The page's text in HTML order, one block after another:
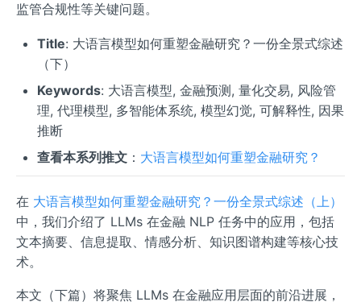
监管合规性等关键问题。
Title: 大语言模型如何重塑金融研究？一份全景式综述
（下）
Keywords: 大语言模型, 金融预测, 量化交易, 风险管
理, 代理模型, 多智能体系统, 模型幻觉, 可解释性, 因果
推断
查看本系列推文： 大语言模型如何重塑金融研究？
在 大语言模型如何重塑金融研究？一份全景式综述（上）
中，我们介绍了 LLMs 在金融 NLP 任务中的应用，包括
文本摘要、信息提取、情感分析、知识图谱构建等核心技
术。
本文（下篇）将聚焦 LLMs 在金融应用层面的前沿进展，